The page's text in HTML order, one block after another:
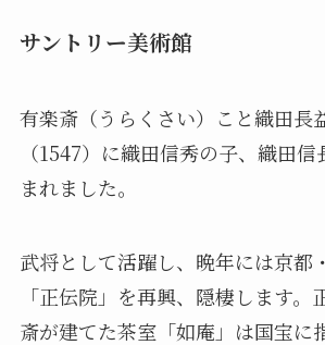
サントリー美術館
有楽斎（うらくさい）こと織田長
（1547）に織田信秀の子、織田
まれました。
武将として活躍し、晩年には京都
「正伝院」を再興、隠棲します。
斎が建てた茶室「如庵」は国宝に